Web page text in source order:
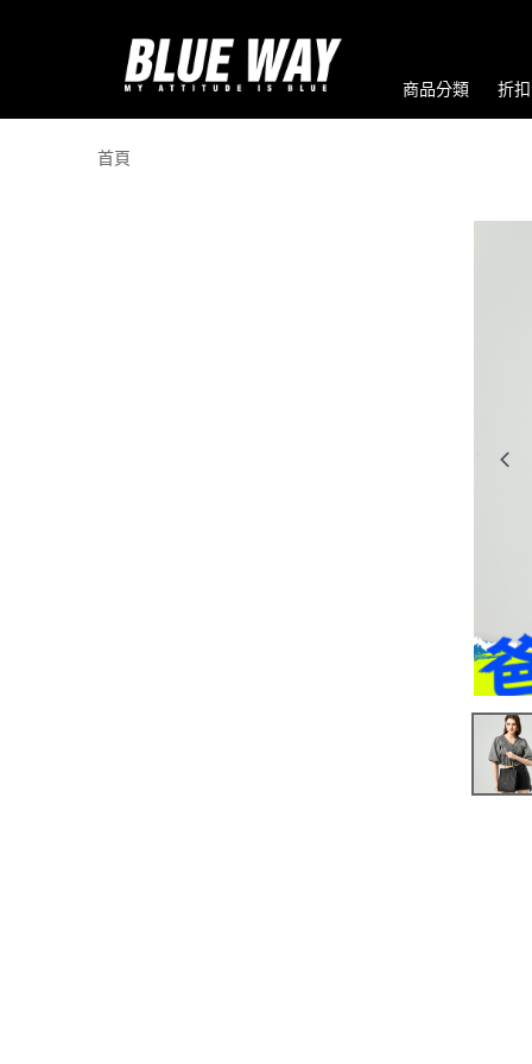
商品分類 折
首頁